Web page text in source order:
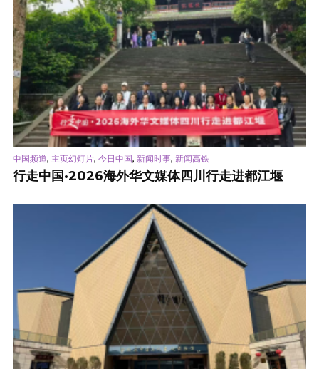
中国频道, 主页幻灯片, 今日中国, 新闻时事, 新闻高铁
行走中国·2026海外华文媒体四川行走进都江堰